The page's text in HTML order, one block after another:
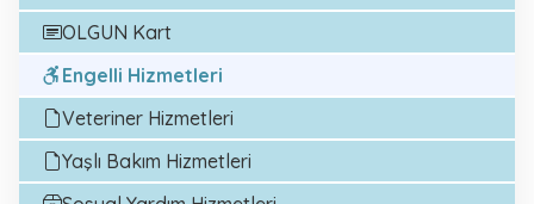
OLGUN Kart
Engelli Hizmetleri
Veteriner Hizmetleri
Yaşlı Bakım Hizmetleri